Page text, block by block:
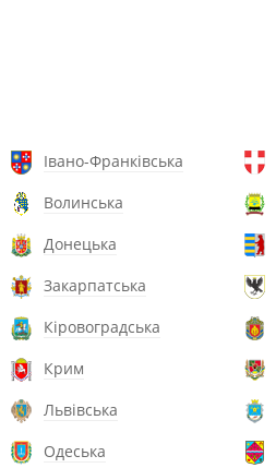
Івано-Франківська
Волинська
Донецька
Закарпатська
Кіровоградська
Крим
Львівська
Одеська